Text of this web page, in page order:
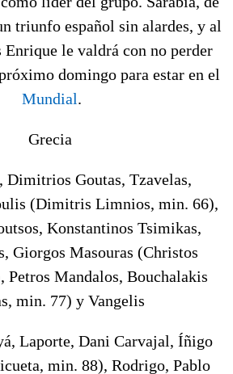
triunfo español sin alardes, y al
le valdrá con no perder
domingo para estar en el
Mundial.
Grecia
Dimitrios Goutas, Tzavelas,
(Dimitris Limnios, min. 66),
Konstantinos Tsimikas,
Giorgos Masouras (Christos
Petros Mandalos, Bouchalakis
min. 77) y Vangelis
Laporte, Dani Carvajal, Íñigo
min. 88), Rodrigo, Pablo